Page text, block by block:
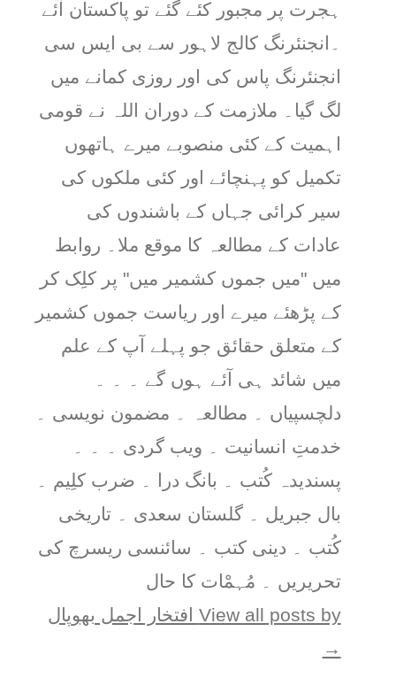
ہجرت پر مجبور کئے گئے تو پاکستان آئے
۔انجنئرنگ کالج لاہور سے بی ایس سی
انجنئرنگ پاس کی اور روزی کمانے میں
لگ گیا۔ ملازمت کے دوران اللہ نے قومی
اہمیت کے کئی منصوبے میرے ہاتھوں
تکمیل کو پہنچائے اور کئی ملکوں کی
سیر کرائی جہاں کے باشندوں کی
عادات کے مطالعہ کا موقع ملا۔ روابط
میں "میں جموں کشمیر میں" پر کلِک کر
کے پڑھئے میرے اور ریاست جموں کشمیر
کے متعلق حقائق جو پہلے آپ کے علم
میں شائد ہی آئے ہوں گے ۔ ۔ ۔
دلچسپیاں ۔ مطالعہ ۔ مضمون نویسی ۔
خدمتِ انسانیت ۔ ویب گردی ۔ ۔ ۔
پسندیدہ کُتب ۔ بانگ درا ۔ ضرب کلِیم ۔
بال جبریل ۔ گلستان سعدی ۔ تاریخی
کُتب ۔ دینی کتب ۔ سائنسی ریسرچ کی
تحریریں ۔ مُہمْات کا حال
View all posts by افتخار اجمل بھوپال
→